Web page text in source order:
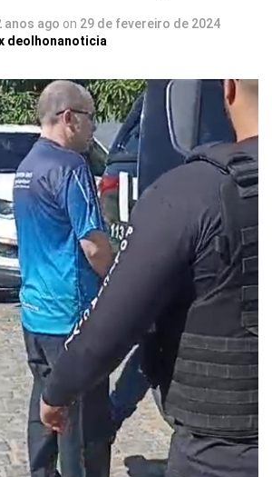
anos ago on 29 de fevereiro de 2024
deolhonanoticia